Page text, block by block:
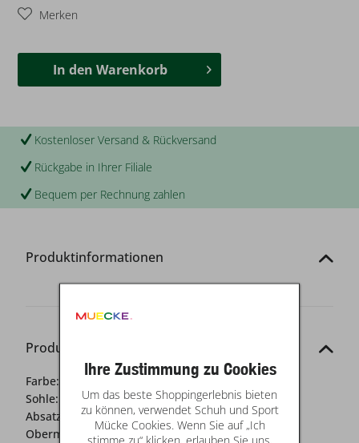
Merken
In den Warenkorb
Kostenloser Versand & Rückversand
Rückgabe in Ihrer Filiale
Bequem per Rechnung zahlen
Produktinformationen
Produkt-Details
Farbe:
Sohle:
flexible Laufsohle
Absatz:
0-2 cm
Obermaterial: Leder
Ihre Zustimmung zu Cookies
Um das beste Shoppingerlebnis bieten
zu können, verwendet Schuh und Sport
Mücke Cookies. Wenn Sie auf „Ich
stimme zu“ klicken, erlauben Sie uns,